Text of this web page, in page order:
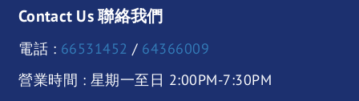
Contact Us 聯絡我們
電話 : 66531452 / 64366009
營業時間 : 星期一至日 2:00PM-7:30PM